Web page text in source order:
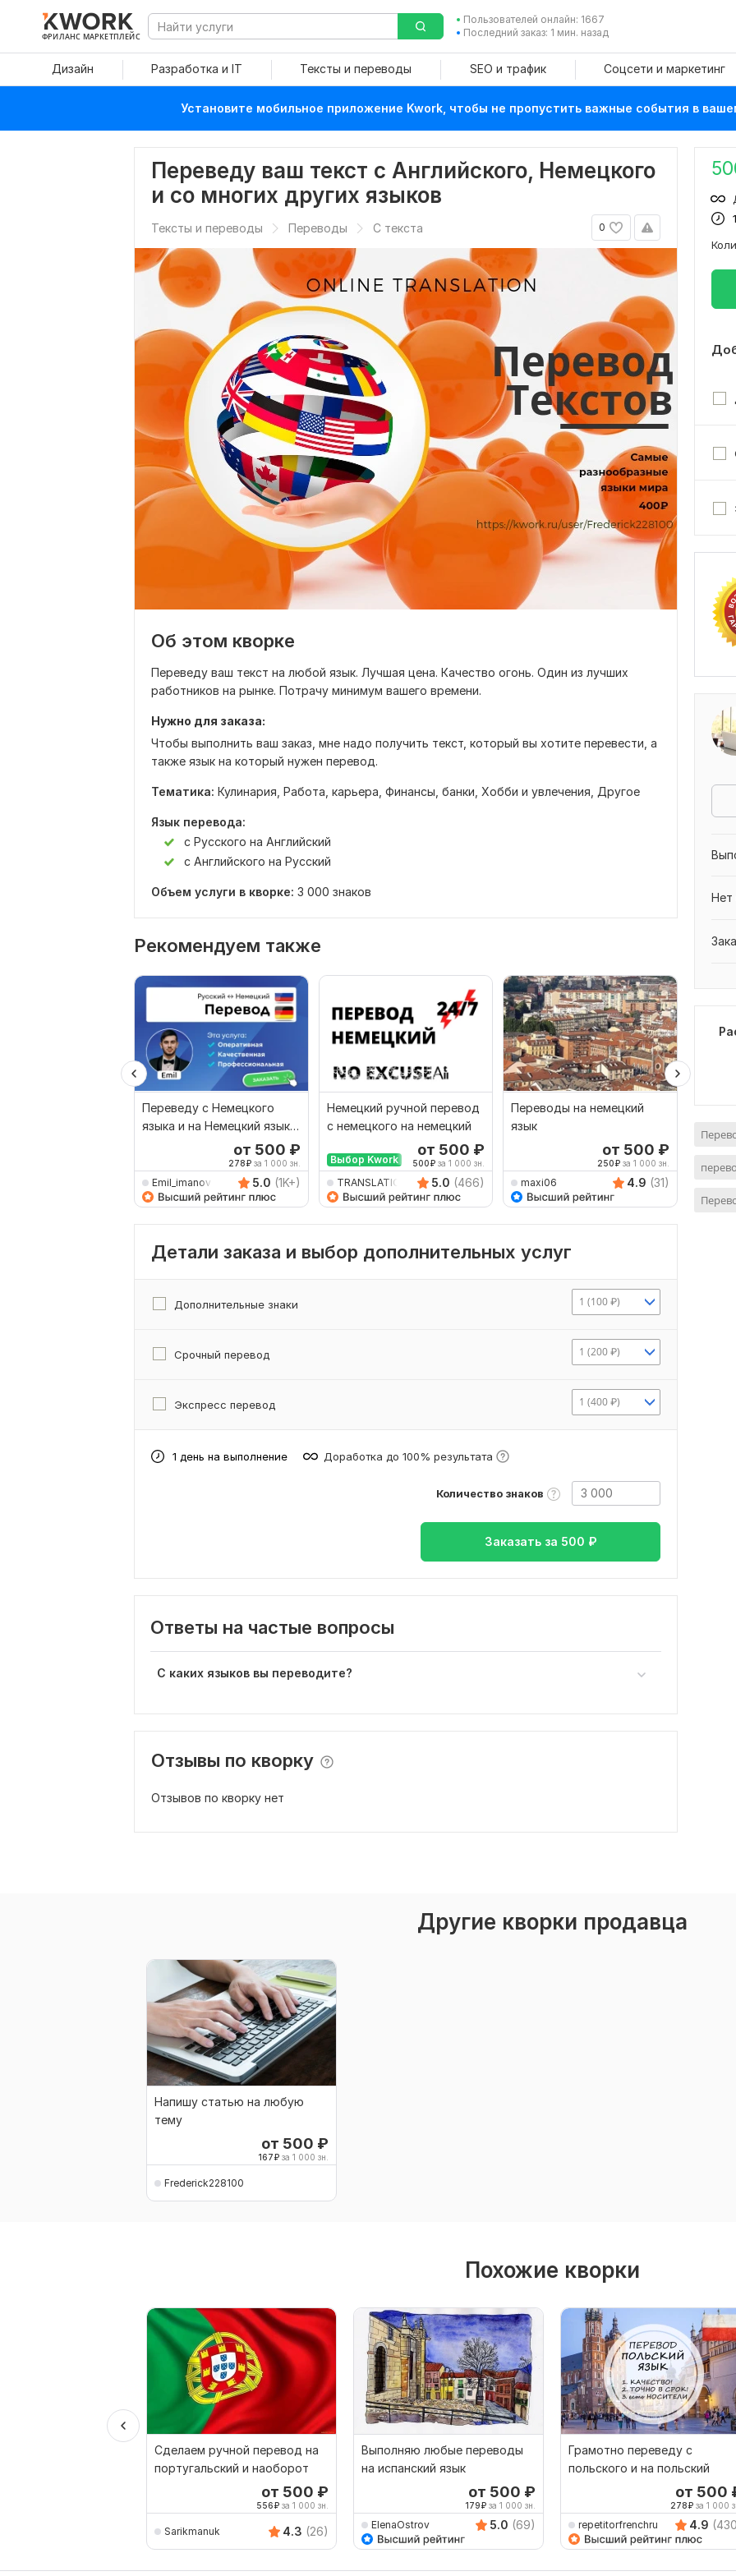
ФРИЛАНС МАРКЕТПЛЕЙС
Пользователей онлайн: 1667
Последний заказ: 1 мин. назад
Дизайн Разработка и IT Тексты и переводы SEO и трафик Соцсети и маркетинг
Установите мобильное приложение Kwork, чтобы не пропустить важные события в
Переведу ваш текст с Английского, Немецкого
и со многих других языков
0
Тексты и переводы Переводы С текста
Об этом кворке
Переведу ваш текст на любой язык. Лучшая цена. Качество огонь. Один из лучших
работников на рынке. Потрачу минимум вашего времени.
Нужно для заказа:
Чтобы выполнить ваш заказ, мне надо получить текст, который вы хотите перевести, а
также язык на который нужен перевод.
Тематика: Кулинария, Работа, карьера, Финансы, банки, Хобби и увлечения, Другое
Язык перевода:
с Русского на Английский
с Английского на Русский
Объем услуги в кворке: 3 000 знаков
Рекомендуем также
Переведу с Немецкого
языка и на Немецкий язык
от носителя языкаот 500 ₽
278₽за 1 000 зн.
Emil_imanov 5.0 (1K+)
Немецкий ручной перевод
с немецкого на немецкий
Выбор Kwork
от 500 ₽
500₽ за 1 000 зн.
TRANSLATION24ON75.0 (466)
Переводы на немецкий
язык
от 500 ₽
250₽за 1 000 зн.
maxi06 4.9 (31)
Детали заказа и выбор дополнительных услуг
Дополнительные знаки 1 (100 ₽)
Срочный перевод 1 (200 ₽)
Экспресс перевод 1 (400 ₽)
1 день на выполнение Доработка до 100% результата
Количество знаков
Заказать за 500 ₽
Ответы на частые вопросы
С каких языков вы переводите?
Отзывы по кворку
Отзывов по кворку нет
Нет
Другие кворки продавца
Напишу статью на любую
тему
от 500 ₽
167₽ за 1 000 зн.
Frederick228100
Похожие кворки
Сделаем ручной перевод на
португальский и наоборот
от 500 ₽
556₽ за 1 000 зн.
Sarikmanuk 4.3 (26)
Выполняю любые переводы
на испанский язык
от 500 ₽
179₽ за 1 000 зн.
ElenaOstrov 5.0 (69)
Грамотно переведу с
польского и на польский
от 500
278₽ за 1 000
repetitorfrenchru 4.9